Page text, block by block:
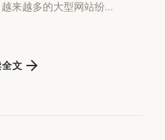
来越多的大型网站纷...
文